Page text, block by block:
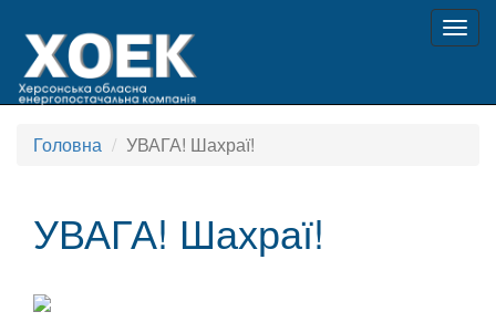
Головна УВАГА! Шахраї!
УВАГА! Шахраї!